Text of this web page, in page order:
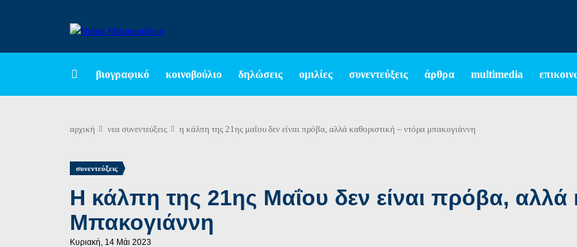
βιογραφικό κοινοβούλιο δηλώσεις ομιλίες συνεντεύξεις άρθρα multimedia
αρχική νεα συνεντεύξεις η κάλπη της 21ης μαΐου δεν είναι πρόβα, αλλά καθοριστική – ντόρα μπακογιάννη
συνεντεύξεις
Η κάλπη της 21ης Μαΐου δεν είναι πρόβα, αλλά
Μπακογιάννη
Κυριακή, 14 Μάι 2023